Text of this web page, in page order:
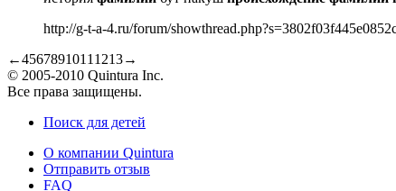
http://g-t-a-4.ru/forum/
←4567891011 1213→
© 2005-2010 Quintura Inc.
Все права защищены.
Поиск для детей
О компании Quintura
Отправить отзыв
FAQ